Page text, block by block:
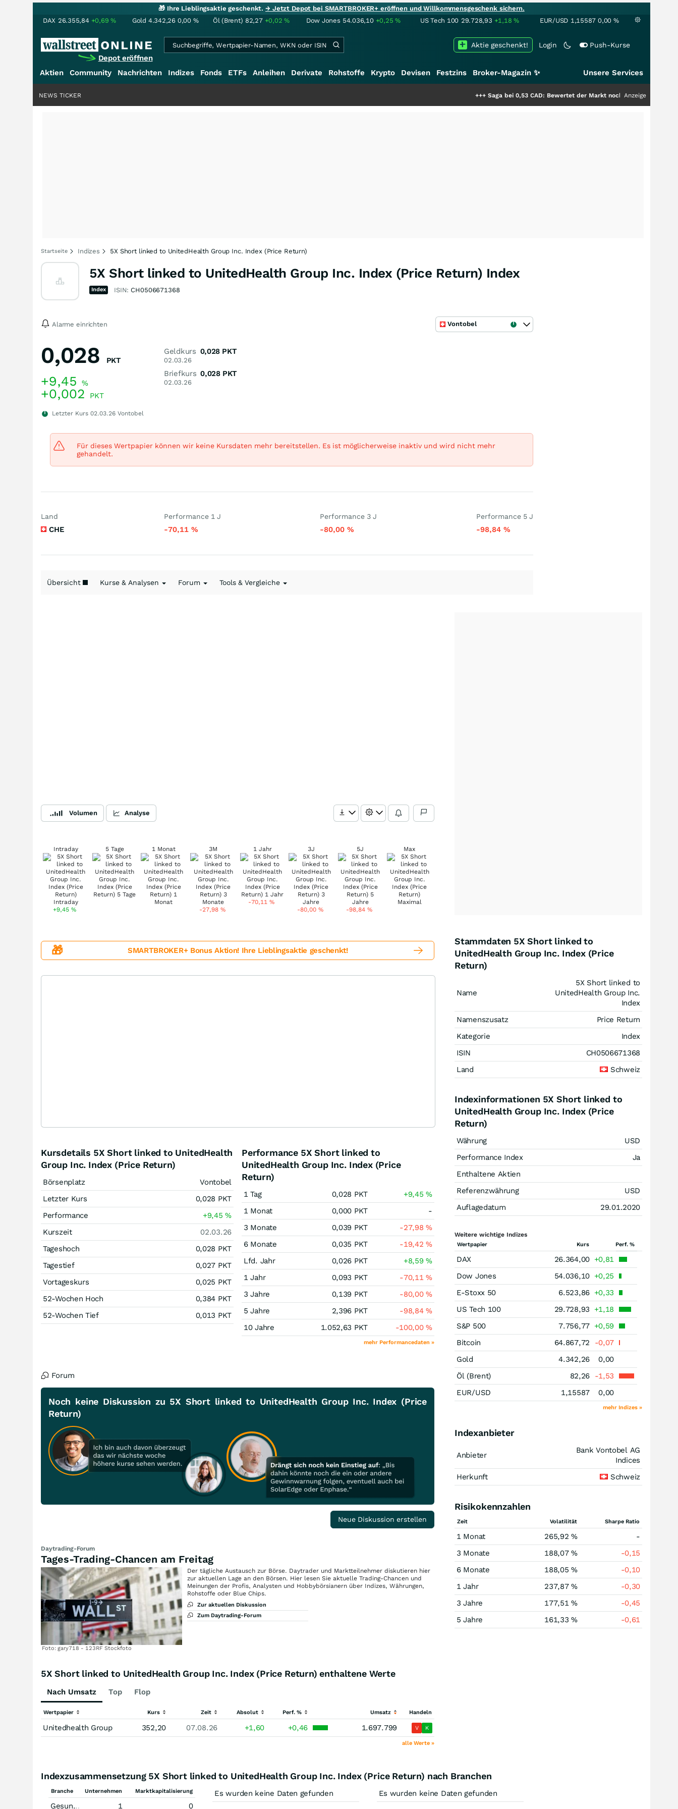
🎁 Ihre Lieblingsaktie geschenkt.→ Jetzt Depot bei SMARTBROKER+ eröffnen und Willkommensgeschenk sichern.
DAX 26.355,84 +0,69% Gold 4.342,26 0,00 % Öl (Brent) 82,27 +0,02% Dow Jones 54.036,10 +0,25% US Tech 100 29.728,93 +1,18% EUR/USD 1,15587 0,00 %
Depot eröffnen
Login Push-Kurse
Aktie geschenkt!
Aktien Community Nachrichten Indizes Fonds ETFs Anleihen Derivate Rohstoffe Krypto Devisen Festzins Broker-Magazin ✨ Unsere Services
Saga bei 0,53 CAD: Bewertet der Markt noch immer nur die Hälfte der
Anzeige
NEWS TICKER
Startseite Indizes 5X Short linked to UnitedHealth Group Inc. Index (Price Return)
5X Short linked to UnitedHealth Group Inc. Index (Price Return) Index
Index ISIN: CH0506671368
Alarme einrichten Vontobel
0,028 PKT
+9,45 %
+0,002 PKT
Letzter Kurs 02.03.26 Vontobel
Geldkurs
02.03.26
0,028 PKT
Briefkurs
02.03.26
0,028 PKT
Für dieses Wertpapier können wir keine Kursdaten mehr bereitstellen. Es ist möglicherweise inaktiv und wird nicht mehr
gehandelt.
Land
CHE
Performance 1 J
-70,11 %
Performance 3 J
-80,00%
Performance 5 J
-98,84 %
Übersicht Kurse & Analysen Forum Tools & Vergleiche
Volumen Analyse
Intraday
+9,45%
5 Tage 1 Monat 3M
-27,98 %
1 Jahr
-70,11%
3J
-80,00 %
5J
-98,84%
Max
🎁 SMARTBROKER+ Bonus Aktion! Ihre Lieblingsaktie geschenkt!
Kursdetails 5X Short linked to UnitedHealth
Group Inc. Index (Price Return)
Börsenplatz
Vontobel
Letzter Kurs
0,028 PKT
Performance
+9,45%
Kurszeit
02.03.26
Tageshoch
0,028 PKT
Tagestief
0,027 PKT
Vortageskurs
0,025 PKT
52-Wochen Hoch
0,384 PKT
52-Wochen Tief
0,013 PKT
Performance 5X Short linked to
UnitedHealth Group Inc. Index (Price
Return)
1 Tag 0,028 PKT +9,45%
1 Monat
0,000 PKT
-
3 Monate
0,039 PKT -27,98%
6 Monate
0,035 PKT -19,42%
Lfd. Jahr
0,026 PKT +8,59%
1 Jahr
0,093 PKT -70,11%
3 Jahre
0,139 PKT -80,00%
5 Jahre
2,396 PKT -98,84%
10 Jahre
1.052,63 PKT -100,00%
mehr Performancedaten »
Forum
Noch keine Diskussion zu 5X Short linked to UnitedHealth Group Inc. Index (Price
Return)
Neue Diskussion erstellen
Daytrading-Forum
Tages-Trading-Chancen am Freitag
Foto: gary718 - 123RF Stockfoto
Der tägliche Austausch zur Börse. Daytrader und Marktteilnehmer diskutieren hier
zur aktuellen Lage an den Börsen. Hier lesen Sie aktuelle Trading-Chancen und
Meinungen der Profis, Analysten und Hobbybörsianern über Indizes, Währungen,
Rohstoffe oder Blue Chips.
Zur aktuellen Diskussion
Zum Daytrading-Forum
5X Short linked to UnitedHealth Group Inc. Index (Price Return) enthaltene Werte
Nach Umsatz Top Flop
Wertpapier Kurs Zeit Absolut Perf. % Umsatz Handeln
Unitedhealth Group 352,20 07.08.26 +1,60 +0,46 1.697.799 V K
alle Werte »
Stammdaten 5X Short linked to
UnitedHealth Group Inc. Index (Price
Return)
Name
5X Short linked to
UnitedHealth Group Inc.
Index
Namenszusatz
Price Return
Kategorie
Index
ISIN
CH0506671368
Land
Schweiz
Indexinformationen 5X Short linked to
UnitedHealth Group Inc. Index (Price
Return)
Währung
USD
Performance Index
Ja
Enthaltene Aktien
Referenzwährung
USD
Auflagedatum
29.01.2020
Weitere wichtige Indizes
Wertpapier Kurs Perf. %
DAX 26.364,00 +0,81
Dow Jones
54.036,10 +0,25
E-Stoxx 50
6.523,86 +0,33
US Tech 100
29.728,93
+1,18
S&P 500
7.756,77 +0,59
Bitcoin
64.867,72
-0,07
Gold
4.342,26
0,00
Öl (Brent)
82,26
-1,53
EUR/USD
1,15587 0,00
mehr Indizes »
Indexanbieter
Anbieter
Bank Vontobel AG
Indices
Herkunft
Schweiz
Risikokennzahlen
Zeit Volatilität Sharpe Ratio
1 Monat 265,92 %
-
3 Monate
188,07 %
-0,15
6 Monate
188,05 %
-0,10
1 Jahr
237,87 %
-0,30
3 Jahre
177,51 %
-0,45
5 Jahre
161,33 % -0,61
Indexzusammensetzung 5X Short linked to UnitedHealth Group Inc. Index (Price Return) nach Branchen
Branche Unternehmen Marktkapitalisierung
Gesundheitswesen 1 0
Es wurden keine Daten gefunden Es wurden keine Daten gefunden